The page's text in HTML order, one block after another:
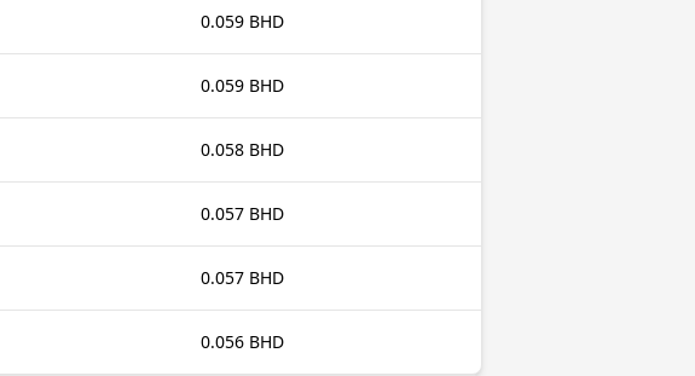
0.059 BHD
0.059 BHD
0.058 BHD
0.057 BHD
0.057 BHD
0.056 BHD